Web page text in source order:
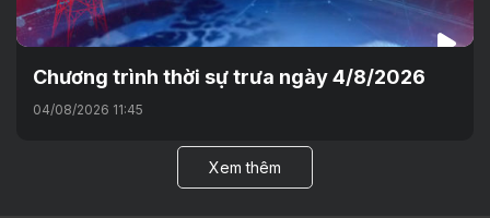
Chương trình thời sự trưa ngày 4/8/2026
04/08/2026 11:45
Xem thêm